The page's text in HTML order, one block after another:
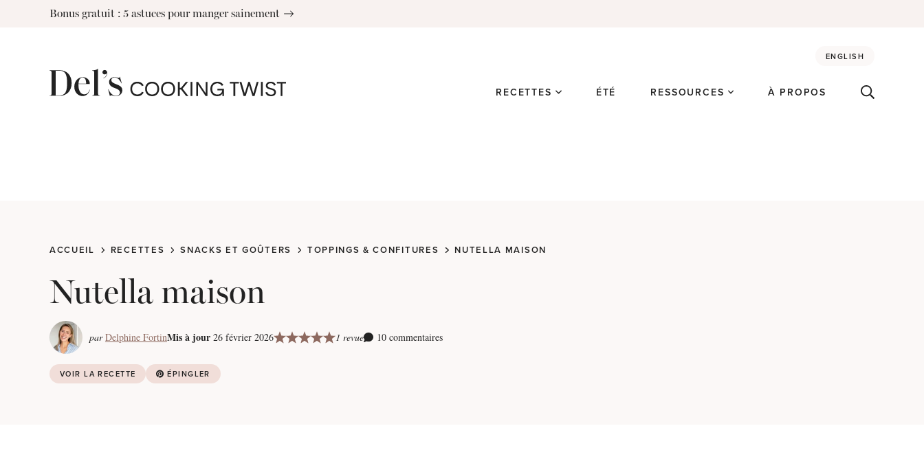
Bonus gratuit : 5 astuces pour manger sainement
ENGLISH
RECETTES ÉTÉ RESSOURCES À PROPOS
ACCUEIL RECETTES SNACKS ET GOÛTERS TOPPINGS & CONFITURES NUTELLA MAISON
Nutella maison
par Delphine FortinMis à jour 26 février 2026 1 revue 10 commentaires
VOIR LA RECETTE ÉPINGLER